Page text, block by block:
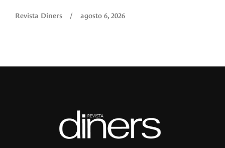
Revista Diners / agosto 6, 2026